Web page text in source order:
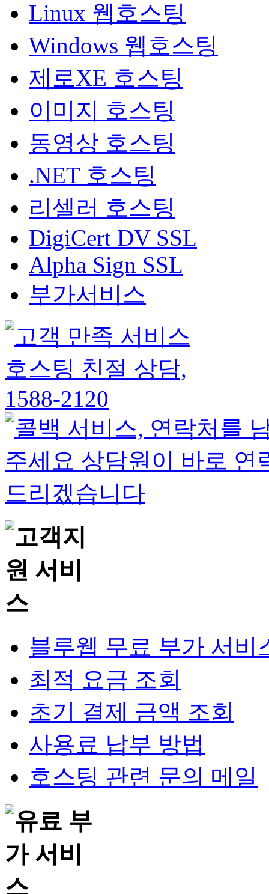
Linux 웹호스팅
Windows 웹호스팅
제로XE 호스팅
이미지 호스팅
동영상 호스팅
.NET 호스팅
리셀러 호스팅
DigiCert DV SSL
Alpha Sign SSL
부가서비스
블루웹 무료 부가 서비
최적 요금 조회
초기 결제 금액 조회
사용료 납부 방법
호스팅 관련 문의 메일